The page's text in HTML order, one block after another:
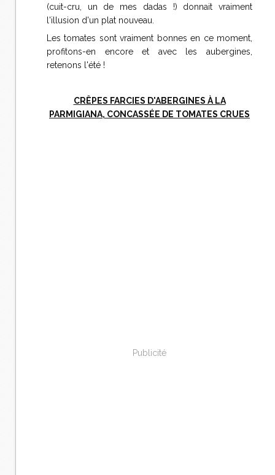
(cuit-cru, un de mes dadas !) donnait vraiment
l'illusion d'un plat nouveau.
Les tomates sont vraiment bonnes en ce moment,
profitons-en encore et avec les aubergines,
retenons l'été !
CRÊPES FARCIES D'ABERGINES À LA
PARMIGIANA, CONCASSÉE DE TOMATES CRUES
Publicité